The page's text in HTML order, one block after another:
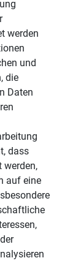
werden
und
die
Daten
dass
werden,
auf eine